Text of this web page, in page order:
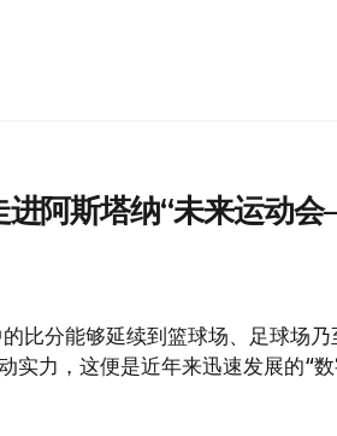
阿斯塔纳“未来运动
比分能够延续到篮球场、足球场
实力，这便是近年来迅速发展的“